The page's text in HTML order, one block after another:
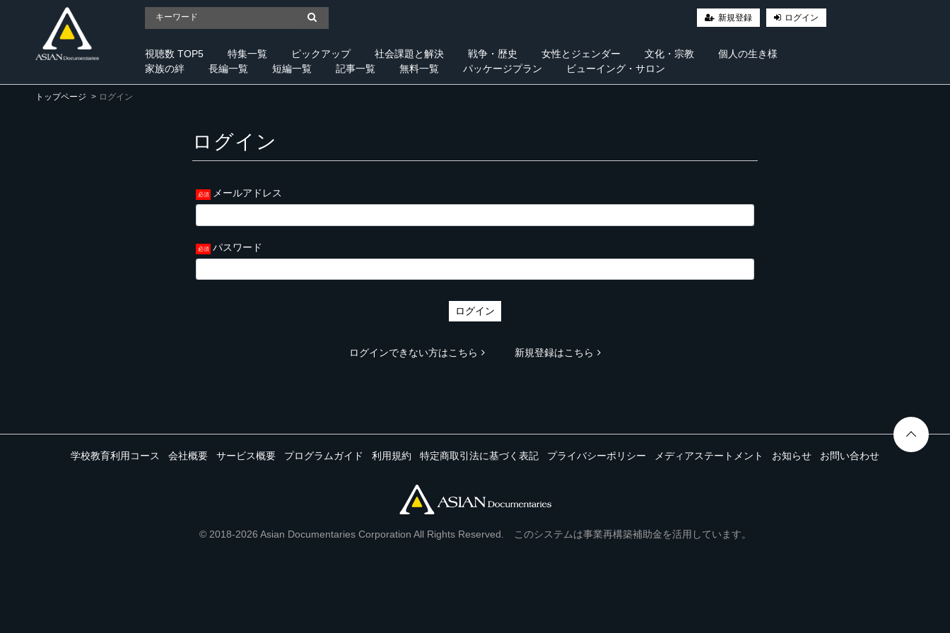
新規登録 ログイン
視聴数 TOP5 特集一覧 ピックアップ 社会課題と解決 戦争・歴史 女性とジェンダー 文化・宗教
個人の生き様
家族の絆
長編一覧 短編一覧 記事一覧 無料一覧 パッケージプラン ビューイング・サロン
トップページ ログイン
ログイン
メールアドレス
パスワード
ログイン
ログインできない方はこちら 新規登録はこちら
学校教育利用コース 会社概要 サービス概要 プログラムガイド 利用規約 特定商取引法に基づく表記 プライバシーポリシー メディアステートメント お知らせ お問い合わせ
© 2018-2026 Asian Documentaries Corporation All Rights Reserved. このシステムは事業再構築補助金を活用しています。